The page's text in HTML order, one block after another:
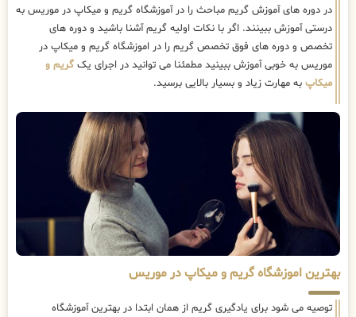
در دوره های آموزش گریم مباحث را در آموزشگاه گریم و میکاپ در موریس به
درستی آموزش ببینند. اگر با نکات اولیه گریم آشنا باشید و دوره های
تخصص و دوره های فوق تخصص گریم را در اموزشگاه گریم و میکاپ در
موریس به خوبی آموزش ببینید مطمئنا می توانید در اجرای یک گریم و
میکاپ به مهارت زیاد و بسیار بالایی برسید.
بهترین اموزشگاه گریم و میکاپ در موریس
توصیه می شود برای یادگیری گریم از همان ابتدا در بهترین آموزشگاه